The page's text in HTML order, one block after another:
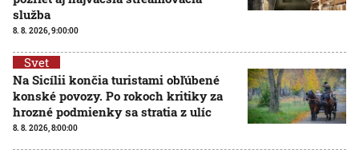
služba
8. 8. 2026, 9:00:00
Svet
Na Sicílii končia turistami obľúbené
konské povozy. Po rokoch kritiky za
hrozné podmienky sa stratia z ulíc
8. 8. 2026, 8:00:00